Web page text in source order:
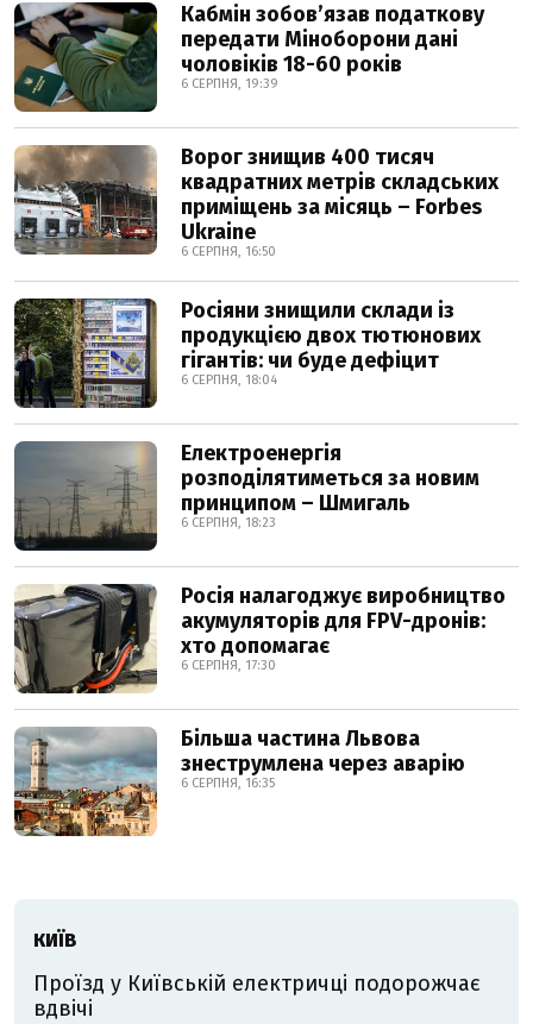
Кабмін зобовʼязав податкову
передати Міноборони дані
чоловіків 18-60 років
6 СЕРПНЯ, 19:39
Ворог знищив 400 тисяч
квадратних метрів складських
приміщень за місяць – Forbes
Ukraine
6 СЕРПНЯ, 16:50
Росіяни знищили склади із
продукцією двох тютюнових
гігантів: чи буде дефіцит
6 СЕРПНЯ, 18:04
Електроенергія
розподілятиметься за новим
принципом – Шмигаль
6 СЕРПНЯ, 18:23
Росія налагоджує виробництво
акумуляторів для FPV-дронів:
хто допомагає
6 СЕРПНЯ, 17:30
Більша частина Львова
знеструмлена через аварію
6 СЕРПНЯ, 16:35
КИЇВ
Проїзд у Київській електричці подорожчає
вдвічі